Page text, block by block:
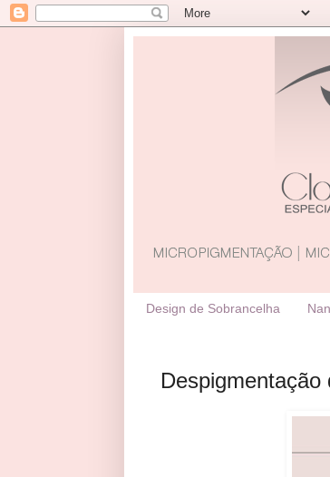
Design de Sobrancelha
Despigmentação